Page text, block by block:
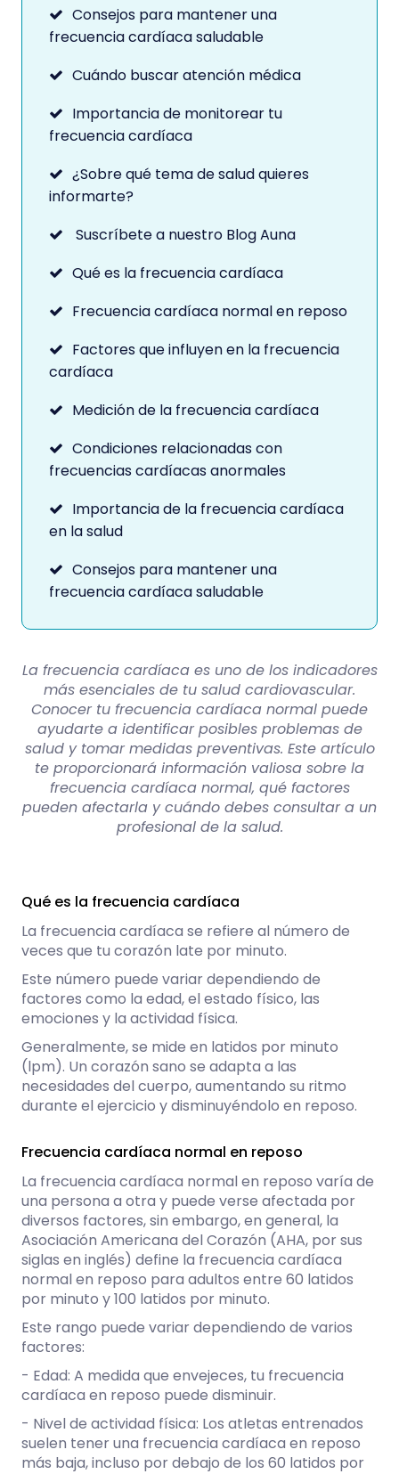
Consejos para mantener una
frecuencia cardíaca saludable
Cuándo buscar atención médica
Importancia de monitorear tu
frecuencia cardíaca
¿Sobre qué tema de salud quieres
informarte?
Suscríbete a nuestro Blog Auna
Qué es la frecuencia cardíaca
Frecuencia cardíaca normal en reposo
Factores que influyen en la frecuencia
cardíaca
Medición de la frecuencia cardíaca
Condiciones relacionadas con
frecuencias cardíacas anormales
Importancia de la frecuencia cardíaca
en la salud
Consejos para mantener una
frecuencia cardíaca saludable
La frecuencia cardíaca es uno de los indicadores
más esenciales de tu salud cardiovascular.
Conocer tu frecuencia cardíaca normal puede
ayudarte a identificar posibles problemas de
salud y tomar medidas preventivas. Este artículo
te proporcionará información valiosa sobre la
frecuencia cardíaca normal, qué factores
pueden afectarla y cuándo debes consultar a un
profesional de la salud.
Qué es la frecuencia cardíaca
La frecuencia cardíaca se refiere al número de
veces que tu corazón late por minuto.
Este número puede variar dependiendo de
factores como la edad, el estado físico, las
emociones y la actividad física.
Generalmente, se mide en latidos por minuto
(lpm). Un corazón sano se adapta a las
necesidades del cuerpo, aumentando su ritmo
durante el ejercicio y disminuyéndolo en reposo.
Frecuencia cardíaca normal en reposo
La frecuencia cardíaca normal en reposo varía de
una persona a otra y puede verse afectada por
diversos factores, sin embargo, en general, la
Asociación Americana del Corazón (AHA, por sus
siglas en inglés) define la frecuencia cardíaca
normal en reposo para adultos entre 60 latidos
por minuto y 100 latidos por minuto.
Este rango puede variar dependiendo de varios
factores:
- Edad: A medida que envejeces, tu frecuencia
cardíaca en reposo puede disminuir.
- Nivel de actividad física: Los atletas entrenados
suelen tener una frecuencia cardíaca en reposo
más baja, incluso por debajo de los 60 latidos por